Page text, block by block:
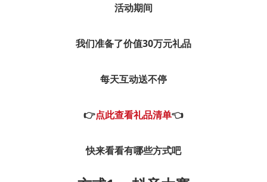
活动期间
我们准备了价值30万元礼品
每天互动送不停
👉点此查看礼品清单👈
快来看看有哪些方式吧